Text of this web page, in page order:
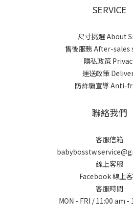
SERVICE
尺寸挑選 About
售後服務 After-sales
隱私政策
運送政策
防詐騙宣導 Anti-
聯絡我們
客服信箱
線上客服
Facebook 線上
客服時間
MON - FRI / 11:00 am -